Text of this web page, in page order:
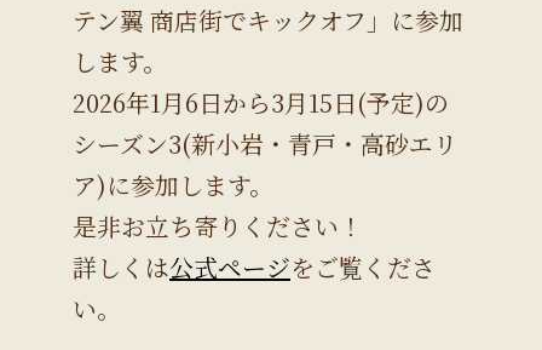
テン翼 商店街でキックオフ」に参加
します。
2026年1月6日から3月15日(予定)の
シーズン3(新小岩・青戸・高砂エリ
ア)に参加します。
是非お立ち寄りください！
詳しくは公式ページをご覧くださ
い。